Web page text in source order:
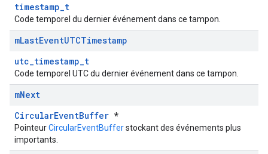
timestamp_t
Code temporel du dernier événement dans ce tampon.
mLastEventUTCTimestamp
utc_timestamp_t
Code temporel UTC du dernier événement dans ce tampon.
mNext
CircularEventBuffer *
PointeurCircularEventBufferstockant des événements plus
importants.